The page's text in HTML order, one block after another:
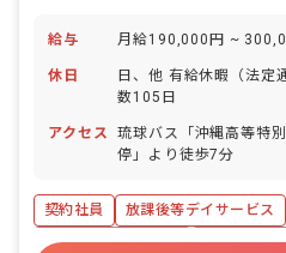
給与 月給190,000円 ~
休日
日、他 有給休暇（法定
数105日
アクセス
琉球バス「沖縄高等特
停」より徒歩7分
契約社員
放課後等デイサービス
ボーナス・賞与あり
社会保険完